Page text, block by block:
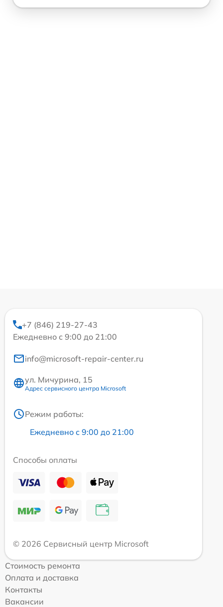
+7 (846) 219-27-43
Ежедневно с 9:00 до 21:00
info@microsoft-repair-center.ru
ул. Мичурина, 15
Адрес сервисного центра Microsoft
Режим работы:
Ежедневно с 9:00 до 21:00
Способы оплаты
© 2026 Сервисный центр Microsoft
Стоимость ремонта
Оплата и доставка
Контакты
Вакансии